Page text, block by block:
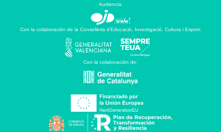
Audiencia:
Con la colaboración de la Conselleria d’Educació, Investigació, Cultura i Esport:
Con la colaboración de: